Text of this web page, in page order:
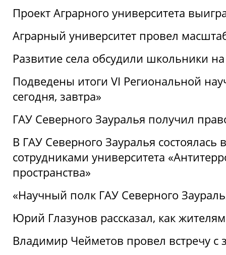
Проект Аграрного университета
Аграрный университет провел
Развитие села обсудили школьники
Подведены итоги VI Региональной
сегодня, завтра»
ГАУ Северного Зауралья получил
В ГАУ Северного Зауралья состоялась
сотрудниками университета
пространства»
«Научный полк ГАУ Северного
Юрий Глазунов рассказал, как
Владимир Чейметов провел встречу